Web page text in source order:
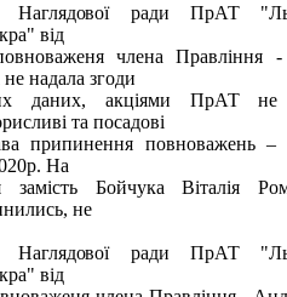
ради ПрАТ
вiд
члена Правлiння
надала згоди
даних, акцiями ПрАТ не
та посадовi
припинення повноважень –
На
Бойчука Віталія
не
ради ПрАТ
вiд